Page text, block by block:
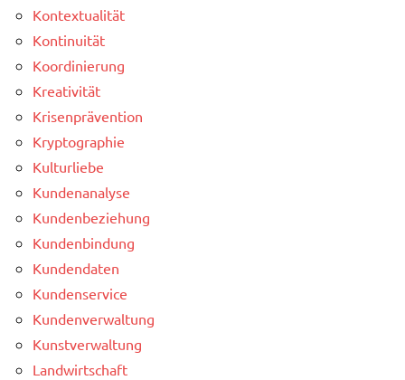
Kontextualität
Kontinuität
Koordinierung
Kreativität
Krisenprävention
Kryptographie
Kulturliebe
Kundenanalyse
Kundenbeziehung
Kundenbindung
Kundendaten
Kundenservice
Kundenverwaltung
Kunstverwaltung
Landwirtschaft